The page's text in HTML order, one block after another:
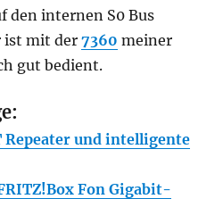
den internen S0 Bus
ist mit der7360 meiner
gut bedient.
Repeater und intelligente
Fon Gigabit-